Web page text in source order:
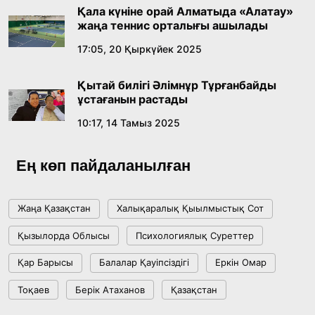
18:16, 20 Шілде 2026
Ұлттық архивтің ашылғанына 20 жыл: негізгі
17:09, 20 Шілде 2026
күйіне назар аударды
АЛТЫН ОРДА ТАРИХЫН ОҚЫТУДЫҢ
ИННОВАЦИЯЛЫҚ ТӘСІЛДЕРІ ЕНГІЗІЛЕДІ
10:28, 15 Шілде 2026
Қала күніне орай Алматыда «Алатау»
жаңа теннис орталығы ашылады
17:05, 20 Қыркүйек 2025
Қытай билігі Әлімнұр Тұрғанбайды
ұстағанын растады
10:17, 14 Тамыз 2025
Ең көп пайдаланылған
Жаңа Қазақстан Халықаралық Қыылмыстық Сот
Қызылорда Облысы Психологиялық Суреттер
Қар Барысы Балалар Қауіпсіздігі Еркін Омар
Тоқаев Берік Атаханов Қазақстан